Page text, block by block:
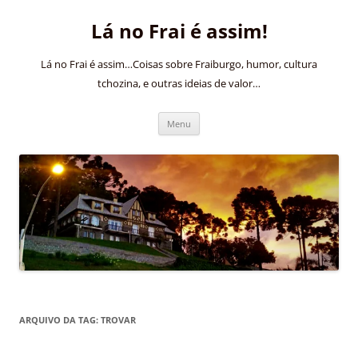
Lá no Frai é assim!
Lá no Frai é assim…Coisas sobre Fraiburgo, humor, cultura
tchozina, e outras ideias de valor…
Menu
ARQUIVO DA TAG: TROVAR